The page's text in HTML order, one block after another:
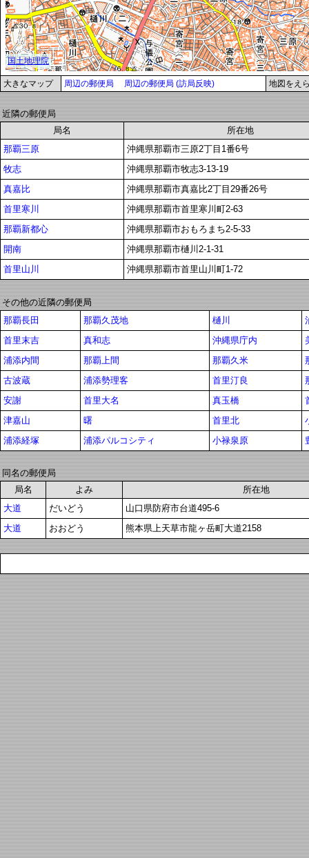
大きなマップ 周辺の郵便局 周辺の郵便局 (訪局反映) 地図をえ
近隣の郵便局
局名
所在地
那覇三原
沖縄県那覇市三原2丁目1番6号
牧志
沖縄県那覇市牧志3-13-19
真嘉比
沖縄県那覇市真嘉比2丁目29番26号
首里寒川
沖縄県那覇市首里寒川町2-63
那覇新都心
沖縄県那覇市おもろまち2-5-33
開南
沖縄県那覇市樋川2-1-31
首里山川
沖縄県那覇市首里山川町1-72
その他の近隣の郵便局
那覇長田
那覇久茂地 樋川
首里末吉
真和志 沖縄県庁内
浦添内間
那覇上間 那覇久米
古波蔵
浦添勢理客 首里汀良
安謝
首里大名 真玉橋
津嘉山
曙 首里北
浦添経塚
浦添パルコシティ 小禄泉原
同名の郵便局
局名
よみ
所在地
大道
だいどう
山口県防府市台道495-6
大道
おおどう 熊本県上天草市龍ヶ岳町大道2158